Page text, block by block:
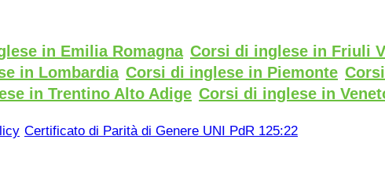
in Emilia Romagna Corsi di inglese in Friuli
in Lombardia Corsi di inglese in Piemonte
in Trentino Alto Adige Corsi di inglese in
Certificato di Parità di Genere UNI PdR 125:22